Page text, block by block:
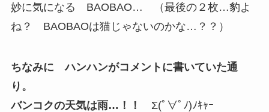
妙に気になる BAOBAO… （最後の２枚…豹よ
ね？ BAOBAOは猫じゃないのかな…？？）
ちなみに ハンハンがコメントに書いていた通
り。
バンコクの天気は雨…！！ Σ(ﾟ∀ﾟﾉ)ﾉｷｬｰ